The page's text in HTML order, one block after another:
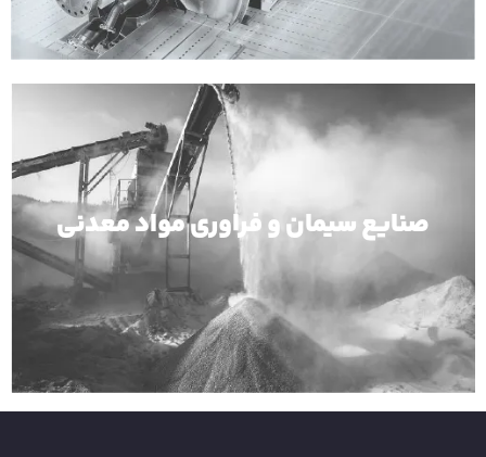
صنایع سیمان و فراوری مواد معدنی